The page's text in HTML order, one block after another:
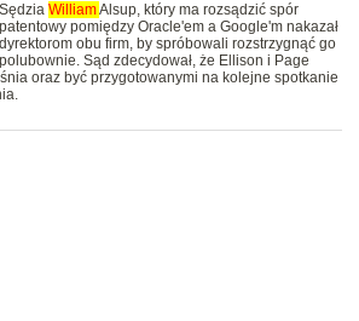
Sędzia WilliamAlsup, który ma rozsądzić spór
patentowy pomiędzy Oracle'em a Google'm nakazał
dyrektorom obu firm, by spróbowali rozstrzygnąć go
polubownie. Sąd zdecydował, że Ellison i Page
oraz być przygotowanymi na kolejne spotkanie